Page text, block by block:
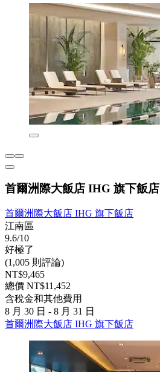
首爾洲際大飯店 IHG 旗下飯店
首爾洲際大飯店 IHG 旗下飯店
江南區
9.6/10
好極了
(1,005 則評論)
NT$9,465
總價 NT$11,452
含稅金和其他費用
8 月 30 日 - 8 月 31 日
首爾洲際大飯店 IHG 旗下飯店